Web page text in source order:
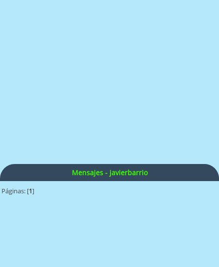
Mensajes - javierbarrio
Páginas: [1]